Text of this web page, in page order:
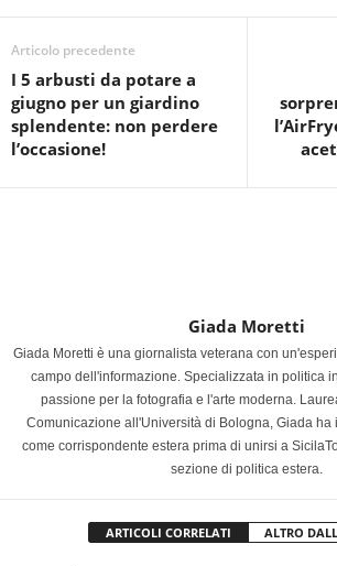
Articolo precedente
I 5 arbusti da potare a
giugno per un giardino
splendente: non perdere
l’occasione!
Giada Moretti
Giada Moretti è una giornalista veterana con
campo dell'informazione. Specializzata in politica
passione per la fotografia e l'arte moderna.
Comunicazione all'Università di Bologna, Giada ha
come corrispondente estera prima di unirsi a
sezione di politica estera.
ARTICOLI CORRELATI ALTRO